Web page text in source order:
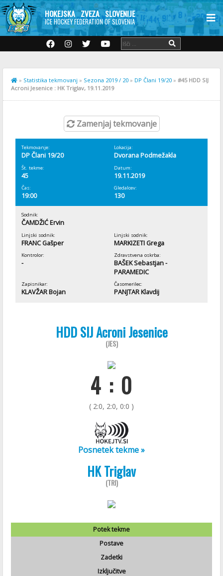
HOKEJSKA ZVEZA SLOVENIJE
ICE HOCKEY FEDERATION OF SLOVENIA
» Statistika tekmovanj » Sezona 2019 / 20 » DP Člani 19/20 » #45 HDD SIJ
Acroni Jesenice : HK Triglav, 19.11.2019
Zamenjaj tekmovanje
Tekmovanje:
DP Člani 19/20
Lokacija:
Dvorana Podmežakla
Št. tekme:
45
Datum:
19.11.2019
Čas:
19:00
Gledalcev:
130
Sodnik:
ČAMDŽIĆ Ervin
Linjski sodnik:
FRANC Gašper
Linjski sodnik:
MARKIZETI Grega
Kontrolor:
-
Zdravstvena oskrba:
BAŠEK Sebastjan -
PARAMEDIC
Zapisnikar:
KLAVŽAR Bojan
Časomerilec:
PANJTAR Klavdij
HDD SIJ Acroni Jesenice
(JES)
4 : 0
( 2:0, 2:0, 0:0 )
Posnetek tekme »
HK Triglav
(TRI)
Potek tekme
Postave
Zadetki
Izključitve